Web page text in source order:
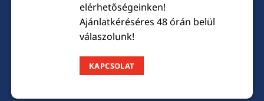
elérhetőségeinken!
Ajánlatkéréséres 48 órán belül
válaszolunk!
KAPCSOLAT